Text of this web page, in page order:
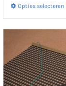
Opties selecteren